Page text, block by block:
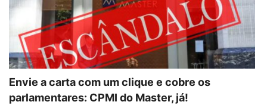
Envie a carta com um clique e cobre os
parlamentares: CPMI do Master, já!